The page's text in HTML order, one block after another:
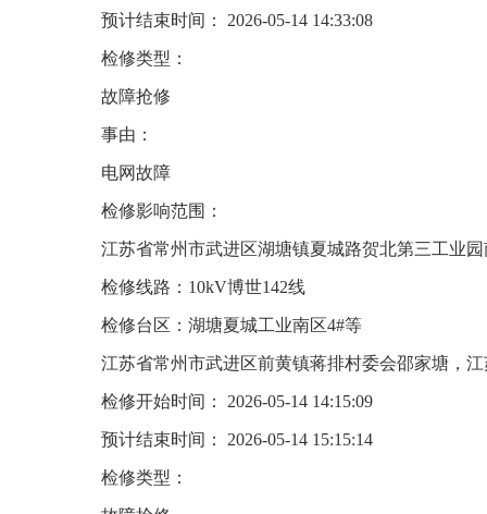
预计结束时间： 2026-05-14 14:33:08
检修类型：
故障抢修
事由：
电网故障
检修影响范围：
江苏省常州市武进区湖塘镇夏城路贺北第三工业
检修线路：10kV博世142线
检修台区：湖塘夏城工业南区4#等
江苏省常州市武进区前黄镇蒋排村委会邵家塘，
检修开始时间： 2026-05-14 14:15:09
预计结束时间： 2026-05-14 15:15:14
检修类型：